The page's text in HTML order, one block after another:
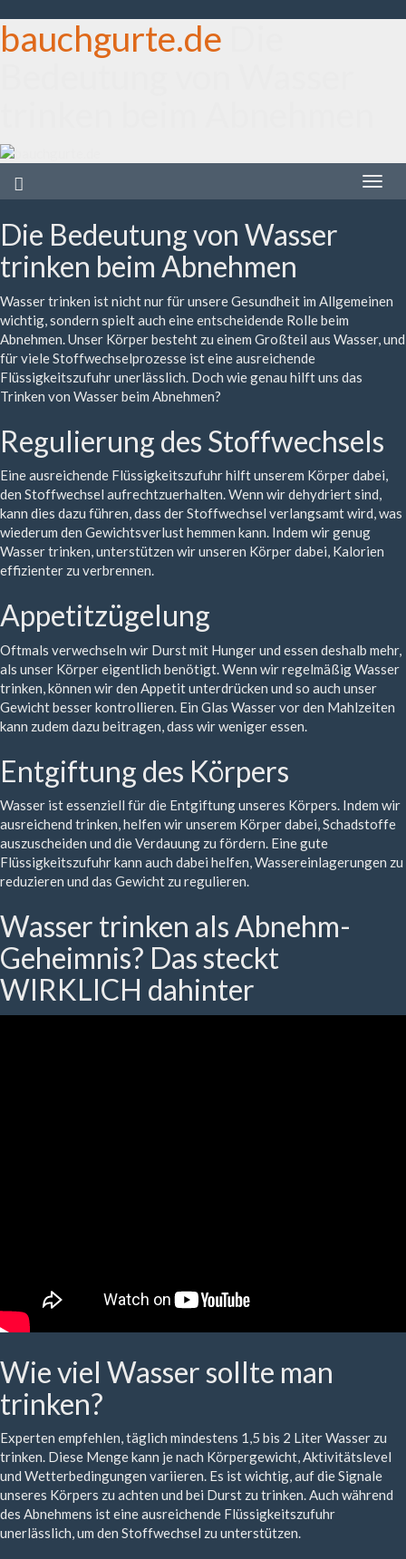
bauchgurte.de
Toggle
Die Bedeutung von Wasser
trinken beim Abnehmen
Wasser trinken ist nicht nur für unsere Gesundheit im Allgemeinen
wichtig, sondern spielt auch eine entscheidende Rolle beim
Abnehmen. Unser Körper besteht zu einem Großteil aus Wasser, und
für viele Stoffwechselprozesse ist eine ausreichende
Flüssigkeitszufuhr unerlässlich. Doch wie genau hilft uns das
Trinken von Wasser beim Abnehmen?
Regulierung des Stoffwechsels
Eine ausreichende Flüssigkeitszufuhr hilft unserem Körper dabei,
den Stoffwechsel aufrechtzuerhalten. Wenn wir dehydriert sind,
kann dies dazu führen, dass der Stoffwechsel verlangsamt wird, was
wiederum den Gewichtsverlust hemmen kann. Indem wir genug
Wasser trinken, unterstützen wir unseren Körper dabei, Kalorien
effizienter zu verbrennen.
Appetitzügelung
Oftmals verwechseln wir Durst mit Hunger und essen deshalb mehr,
als unser Körper eigentlich benötigt. Wenn wir regelmäßig Wasser
trinken, können wir den Appetit unterdrücken und so auch unser
Gewicht besser kontrollieren. Ein Glas Wasser vor den Mahlzeiten
kann zudem dazu beitragen, dass wir weniger essen.
Entgiftung des Körpers
Wasser ist essenziell für die Entgiftung unseres Körpers. Indem wir
ausreichend trinken, helfen wir unserem Körper dabei, Schadstoffe
auszuscheiden und die Verdauung zu fördern. Eine gute
Flüssigkeitszufuhr kann auch dabei helfen, Wassereinlagerungen zu
reduzieren und das Gewicht zu regulieren.
Wasser trinken als Abnehm-
Geheimnis? Das steckt
WIRKLICH dahinter
Wie viel Wasser sollte man
trinken?
Experten empfehlen, täglich mindestens 1,5 bis 2 Liter Wasser zu
trinken. Diese Menge kann je nach Körpergewicht, Aktivitätslevel
und Wetterbedingungen variieren. Es ist wichtig, auf die Signale
unseres Körpers zu achten und bei Durst zu trinken. Auch während
des Abnehmens ist eine ausreichende Flüssigkeitszufuhr
unerlässlich, um den Stoffwechsel zu unterstützen.